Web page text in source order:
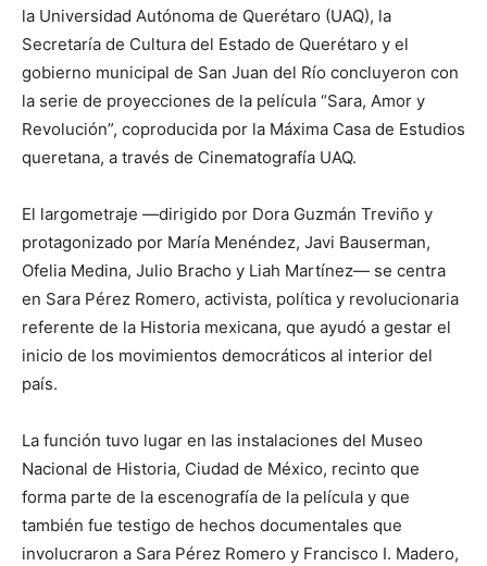
la Universidad Autónoma de Querétaro (UAQ), la
Secretaría de Cultura del Estado de Querétaro y el
gobierno municipal de San Juan del Río concluyeron con
la serie de proyecciones de la película “Sara, Amor y
Revolución”, coproducida por la Máxima Casa de Estudios
queretana, a través de Cinematografía UAQ.
El largometraje —dirigido por Dora Guzmán Treviño y
protagonizado por María Menéndez, Javi Bauserman,
Ofelia Medina, Julio Bracho y Liah Martínez— se centra
en Sara Pérez Romero, activista, política y revolucionaria
referente de la Historia mexicana, que ayudó a gestar el
inicio de los movimientos democráticos al interior del
país.
La función tuvo lugar en las instalaciones del Museo
Nacional de Historia, Ciudad de México, recinto que
forma parte de la escenografía de la película y que
también fue testigo de hechos documentales que
involucraron a Sara Pérez Romero y Francisco I. Madero,